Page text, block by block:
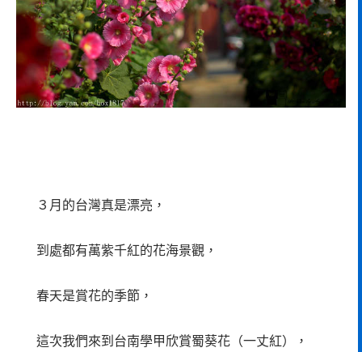
３月的台灣真是漂亮，
到處都有萬紫千紅的花海景觀，
春天是賞花的季節，
這次我們來到台南學甲欣賞蜀葵花（一丈紅），